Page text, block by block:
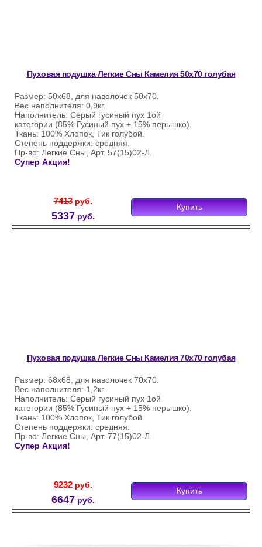
Пуховая подушка Легкие Сны Камелия 50х70 голубая
Размер: 50х68, для наволочек 50х70.
Вес наполнителя: 0,9кг.
Наполнитель: Серый гусиный пух 1ой
категории (85% Гусиный пух + 15% перышко).
Ткань: 100% Хлопок, Тик голубой.
Степень поддержки: средняя.
Пр-во: Легкие Сны, Арт. 57(15)02-Л.
Супер Акция!
7413руб.
5337руб.
Купить
Пуховая подушка Легкие Сны Камелия 70х70 голубая
Размер: 68х68, для наволочек 70х70.
Вес наполнителя: 1,2кг.
Наполнитель: Серый гусиный пух 1ой
категории (85% Гусиный пух + 15% перышко).
Ткань: 100% Хлопок, Тик голубой.
Степень поддержки: средняя.
Пр-во: Легкие Сны, Арт. 77(15)02-Л.
Супер Акция!
9232руб.
6647руб.
Купить